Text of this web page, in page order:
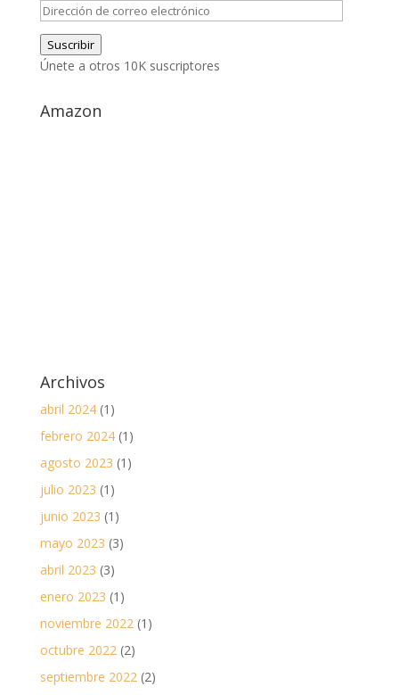
Dirección
de
correo
electrónico
Suscribir
Únete a otros 10K suscriptores
Amazon
Archivos
abril 2024(1)
febrero 2024(1)
agosto 2023 (1)
julio 2023 (1)
junio 2023 (1)
mayo 2023 (3)
abril 2023 (3)
enero 2023 (1)
noviembre 2022(1)
octubre 2022(2)
septiembre 2022(2)